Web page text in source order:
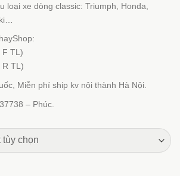
7.488.000 ₫
loại xe dòng classic: Triumph, Honda,
F TL)
R TL)
Miễn phí ship kv nội thành Hà Nội.
– Phúc.
100/18-150/17 số lượng